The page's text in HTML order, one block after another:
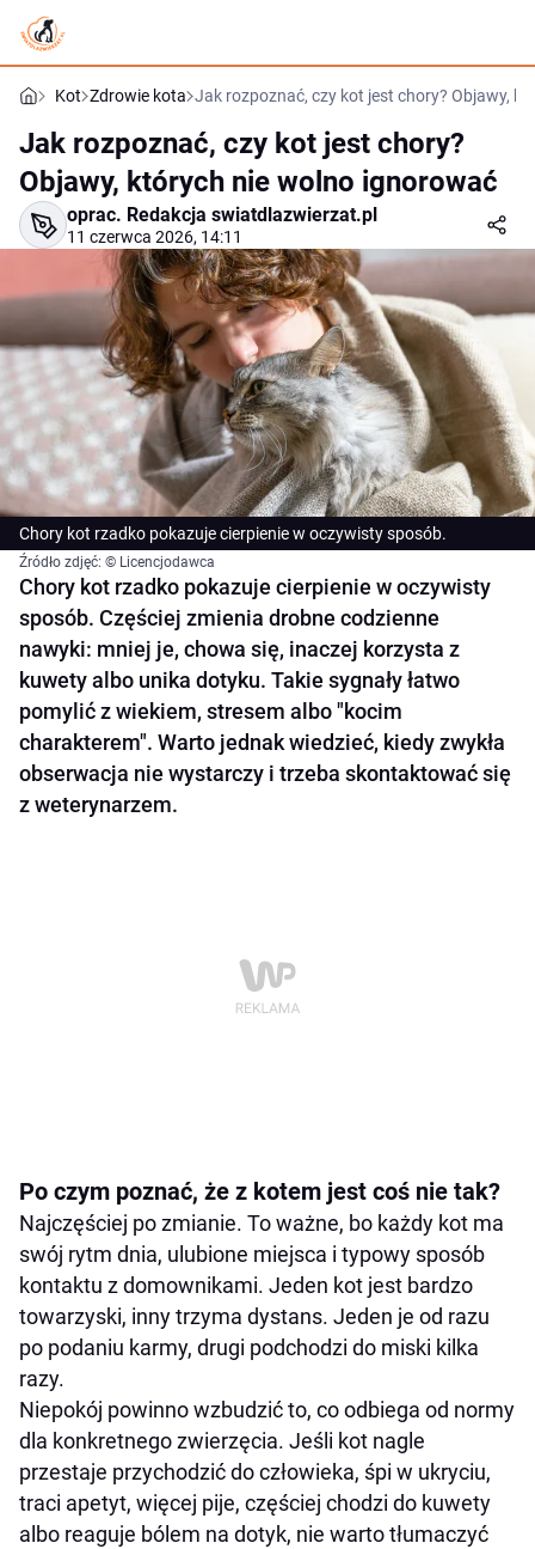
Kot Zdrowie kota Jak rozpoznać, czy kot jest chory? Objawy,
Jak rozpoznać, czy kot jest chory?
Objawy, których nie wolno ignorować
oprac. Redakcja swiatdlazwierzat.pl
11 czerwca 2026, 14:11
Chory kot rzadko pokazuje cierpienie w oczywisty sposób.
Źródło zdjęć: © Licencjodawca
Chory kot rzadko pokazuje cierpienie w oczywisty
sposób. Częściej zmienia drobne codzienne
nawyki: mniej je, chowa się, inaczej korzysta z
kuwety albo unika dotyku. Takie sygnały łatwo
pomylić z wiekiem, stresem albo "kocim
charakterem". Warto jednak wiedzieć, kiedy zwykła
obserwacja nie wystarczy i trzeba skontaktować się
z weterynarzem.
Po czym poznać, że z kotem jest coś nie tak?
Najczęściej po zmianie. To ważne, bo każdy kot ma
swój rytm dnia, ulubione miejsca i typowy sposób
kontaktu z domownikami. Jeden kot jest bardzo
towarzyski, inny trzyma dystans. Jeden je od razu
po podaniu karmy, drugi podchodzi do miski kilka
razy.
Niepokój powinno wzbudzić to, co odbiega od normy
dla konkretnego zwierzęcia. Jeśli kot nagle
przestaje przychodzić do człowieka, śpi w ukryciu,
traci apetyt, więcej pije, częściej chodzi do kuwety
albo reaguje bólem na dotyk, nie warto tłumaczyć